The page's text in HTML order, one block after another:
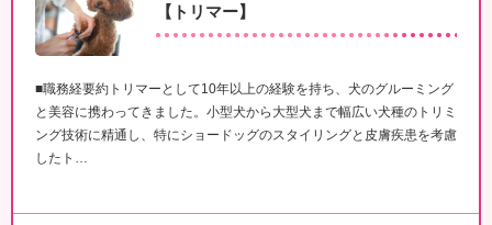
【トリマー】
■職務経要約トリマーとして10年以上の経験を持ち、犬のグルーミング
と美容に携わってきました。小型犬から大型犬まで幅広い犬種のトリミ
ング技術に精通し、特にショードッグのスタイリングと皮膚疾患を考慮
したト…